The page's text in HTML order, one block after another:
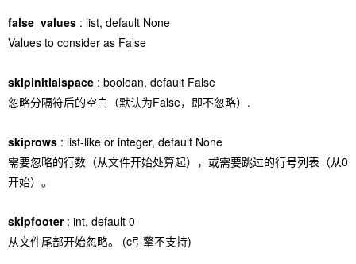
false_values : list, default None
Values to consider as False
skipinitialspace : boolean, default False
忽略分隔符后的空白（默认为False，即不忽略）.
skiprows : list-like or integer, default None
需要忽略的行数（从文件开始处算起），或需要跳过的行号列表（从0
开始）。
skipfooter: int, default 0
从文件尾部开始忽略。 (c引擎不支持)